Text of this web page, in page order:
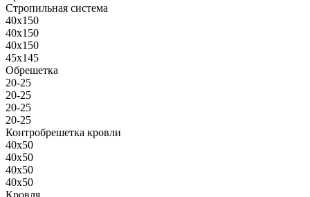
Стропильная система
40х150
40х150
40х150
45х145
Обрешетка
20-25
20-25
20-25
20-25
Контробрешетка кровли
40х50
40х50
40х50
40х50
Кровля